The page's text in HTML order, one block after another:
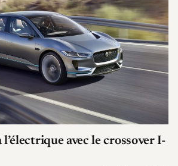
l’électrique avec le crossover I-